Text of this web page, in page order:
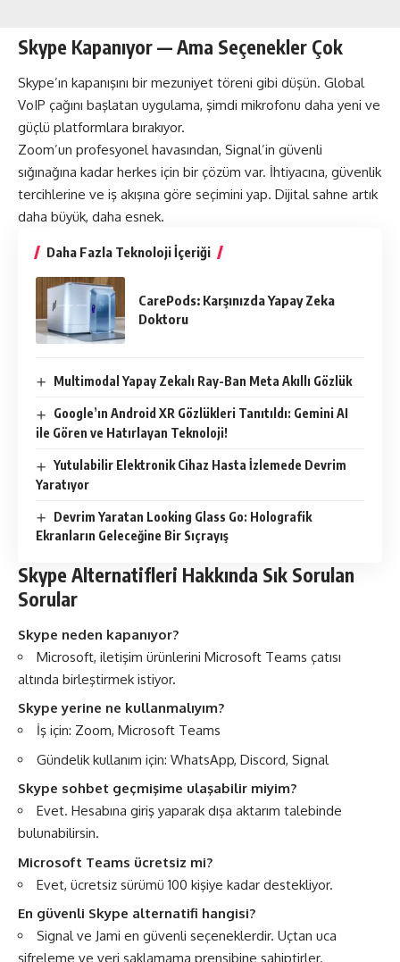
Skype Kapanıyor — Ama Seçenekler Çok
Skype’ın kapanışını bir mezuniyet töreni gibi düşün. Global
VoIP çağını başlatan uygulama, şimdi mikrofonu daha yeni ve
güçlü platformlara bırakıyor.
Zoom’un profesyonel havasından, Signal’in güvenli
sığınağına kadar herkes için bir çözüm var. İhtiyacına, güvenlik
tercihlerine ve iş akışına göre seçimini yap. Dijital sahne artık
daha büyük, daha esnek.
Daha Fazla Teknoloji İçeriği
CarePods: Karşınızda Yapay Zeka
Doktoru
Multimodal Yapay Zekalı Ray-Ban Meta Akıllı Gözlük
Google’ın Android XR Gözlükleri Tanıtıldı: Gemini AI
ile Gören ve Hatırlayan Teknoloji!
Yutulabilir Elektronik Cihaz Hasta İzlemede Devrim
Yaratıyor
Devrim Yaratan Looking Glass Go: Holografik
Ekranların Geleceğine Bir Sıçrayış
Skype Alternatifleri Hakkında Sık Sorulan
Sorular
Skype neden kapanıyor?
Microsoft, iletişim ürünlerini Microsoft Teams çatısı
altında birleştirmek istiyor.
Skype yerine ne kullanmalıyım?
İş için: Zoom, Microsoft Teams
Gündelik kullanım için: WhatsApp, Discord, Signal
Skype sohbet geçmişime ulaşabilir miyim?
Evet. Hesabına giriş yaparak dışa aktarım talebinde
bulunabilirsin.
Microsoft Teams ücretsiz mi?
Evet, ücretsiz sürümü 100 kişiye kadar destekliyor.
En güvenli Skype alternatifi hangisi?
Signal ve Jami en güvenli seçeneklerdir. Uçtan uca
şifreleme ve veri saklamama prensibine sahiptirler.